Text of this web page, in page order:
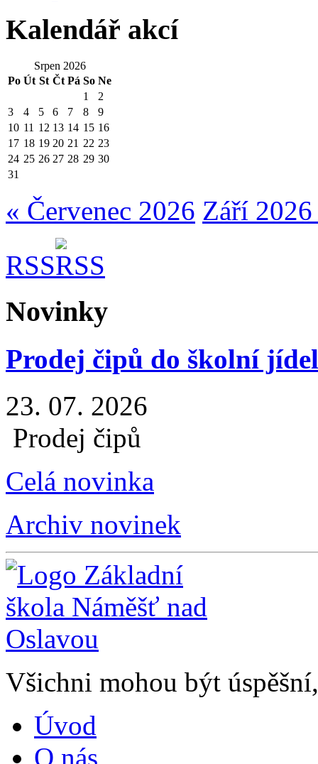
Kalendář akcí
Srpen 2026
Po Út St Čt Pá So Ne
1
2
3
4 5 6 7 8
9
10 11 12 13 14 15 16
17 18 19 20 21 22 23
24 25 26 27 28 29 30
31
« Červenec 2026 Září
RSS
Novinky
Prodej čipů do školní
23. 07. 2026
Prodej čipů
Celá novinka
Archiv novinek
Všichni mohou být
Úvod
O nás